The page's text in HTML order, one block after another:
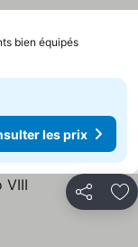
bien équipés
les prix
les prix
Partager